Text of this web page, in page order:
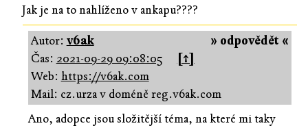
Jak je na to nahlíženo v ankapu????
» odpovědět «
Autor: v6ak
Čas: 2021-09-29 09:08:05
[↑]
Web: https://v6ak.com
Mail: cz.urza v doméně reg.v6ak.com
Ano, adopce jsou složitější téma, na které mi taky